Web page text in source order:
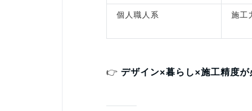
個人職人系 施工
👉 デザイン×暮らし×施工精度が